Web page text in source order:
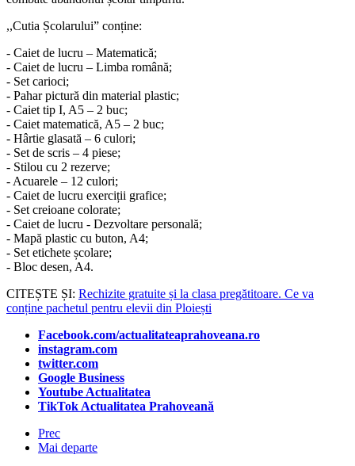
,,Cutia Școlarului” conține:
- Caiet de lucru – Matematică;
- Caiet de lucru – Limba română;
- Set carioci;
- Pahar pictură din material plastic;
- Caiet tip I, A5 – 2 buc;
- Caiet matematică, A5 – 2 buc;
- Hârtie glasată – 6 culori;
- Set de scris – 4 piese;
- Stilou cu 2 rezerve;
- Acuarele – 12 culori;
- Caiet de lucru exerciții grafice;
- Set creioane colorate;
- Caiet de lucru - Dezvoltare personală;
- Mapă plastic cu buton, A4;
- Set etichete școlare;
- Bloc desen, A4.
CITEȘTE ȘI: Rechizite gratuite și la clasa pregătitoare. Ce va
conține pachetul pentru elevii din Ploiești
Facebook.com/actualitateaprahoveana.ro
instagram.com
twitter.com
Google Business
Youtube Actualitatea
TikTok Actualitatea Prahoveană
Prec
Mai departe